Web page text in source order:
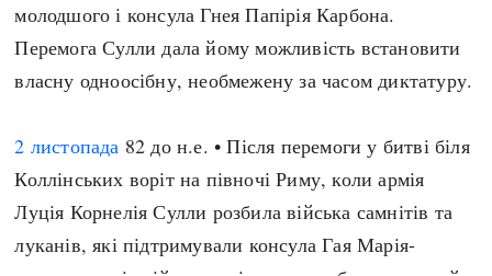
молодшого і консула Гнея Папірія Карбона.
Перемога Сулли дала йому можливість встановити
власну одноосібну, необмежену за часом диктатуру.
2 листопада 82 до н.е. • Після перемоги у битві біля
Коллінських воріт на півночі Риму, коли армія
Луція Корнелія Сулли розбила війська самнітів та
луканів, які підтримували консула Гая Марія-